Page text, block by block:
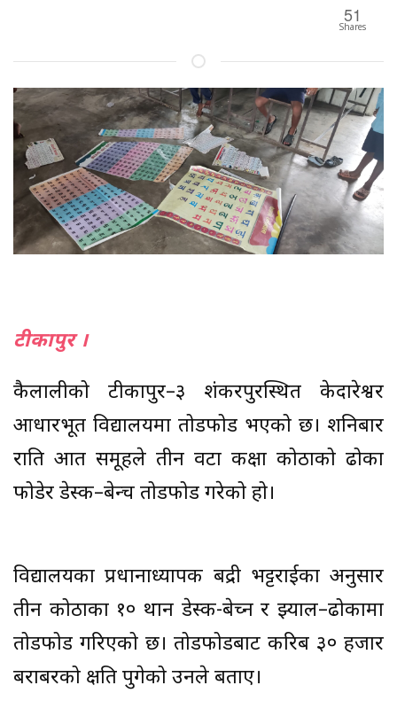
51
Shares
टीकापुर ।
कैलालीको टीकापुर–३ शंकरपुरस्थित केदारेश्वर
आधारभूत विद्यालयमा तोडफोड भएको छ। शनिबार
राति अज्ञात समूहले तीन वटा कक्षा कोठाको ढोका
फोडेर डेस्क–बेन्च तोडफोड गरेको हो।
विद्यालयका प्रधानाध्यापक बद्री भट्टराईका अनुसार
तीन कोठाका १० थान डेस्क-बेच्न र झ्याल–ढोकामा
तोडफोड गरिएको छ। तोडफोडबाट करिब ३० हजार
बराबरको क्षति पुगेको उनले बताए।